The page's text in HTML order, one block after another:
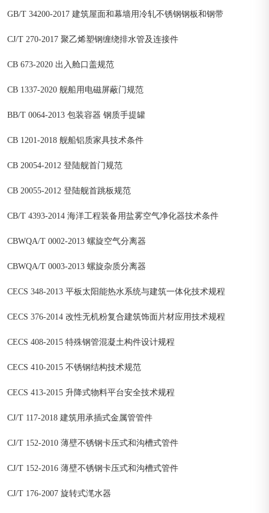
GB/T 34200-2017 建筑屋面和幕墙用冷轧不锈钢钢板和钢带
CJ/T 270-2017 聚乙烯塑钢缠绕排水管及连接件
CB 673-2020 出入舱口盖规范
CB 1337-2020 舰船用电磁屏蔽门规范
BB/T 0064-2013 包装容器 钢质手提罐
CB 1201-2018 舰船铝质家具技术条件
CB 20054-2012 登陆舰首门规范
CB 20055-2012 登陆舰首跳板规范
CB/T 4393-2014 海洋工程装备用盐雾空气净化器技术条件
CBWQA/T 0002-2013 螺旋空气分离器
CBWQA/T 0003-2013 螺旋杂质分离器
CECS 348-2013 平板太阳能热水系统与建筑一体化技术规程
CECS 376-2014 改性无机粉复合建筑饰面片材应用技术规程
CECS 408-2015 特殊钢管混凝土构件设计规程
CECS 410-2015 不锈钢结构技术规范
CECS 413-2015 升降式物料平台安全技术规程
CJ/T 117-2018 建筑用承插式金属管管件
CJ/T 152-2010 薄壁不锈钢卡压式和沟槽式管件
CJ/T 152-2016 薄壁不锈钢卡压式和沟槽式管件
CJ/T 176-2007 旋转式滗水器